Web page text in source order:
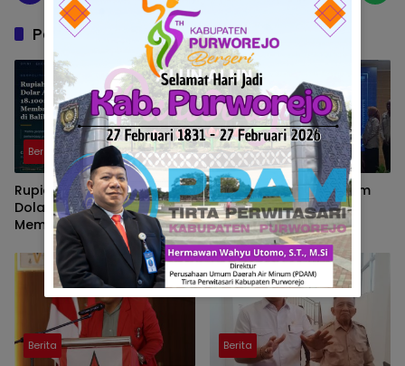
Pos Terkait
Berita
Rupiah Kian Melemah,
Dolar AS Hampir Rp18.100:
Membaca Tekanan Global
dan Domesti
Berita
Program Strategi Sistem
Prioritas Jalan Mantap
Diluncurkan, Wabup
Brebes Jelaskan
Tujuannya
Berita Berita